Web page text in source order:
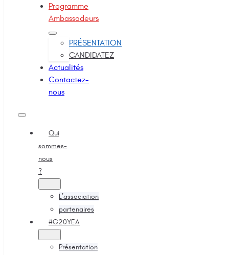
Programme
Ambassadeurs
PRÉSENTATION
CANDIDATEZ
Actualités
Contactez-
nous
Qui
sommes-
nous
?
L’association
partenaires
#G20YEA
Présentation